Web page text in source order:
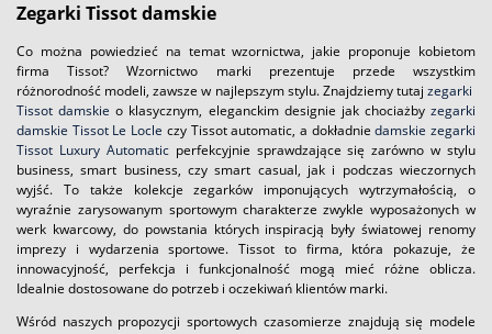
Zegarki Tissot damskie
Co można powiedzieć na temat wzornictwa, jakie proponuje kobietom
firma Tissot? Wzornictwo marki prezentuje przede wszystkim
różnorodność modeli, zawsze w najlepszym stylu. Znajdziemy tutaj zegarki
Tissot damskie o klasycznym, eleganckim designie jak chociażby zegarki
damskie Tissot Le Locle czy Tissot automatic, a dokładniedamskie zegarki
Tissot Luxury Automaticperfekcyjnie sprawdzające się zarówno w stylu
business, smart business, czy smart casual, jak i podczas wieczornych
wyjść. To także kolekcje zegarków imponujących wytrzymałością, o
wyraźnie zarysowanym sportowym charakterze zwykle wyposażonych w
werk kwarcowy, do powstania których inspiracją były światowej renomy
imprezy i wydarzenia sportowe. Tissot to firma, która pokazuje, że
innowacyjność, perfekcja i funkcjonalność mogą mieć różne oblicza.
Idealnie dostosowane do potrzeb i oczekiwań klientów marki.
Wśród naszych propozycji sportowych czasomierze znajdują się modele